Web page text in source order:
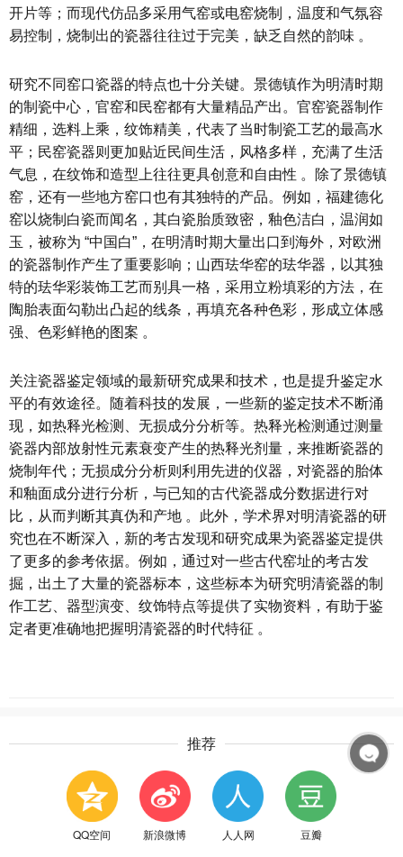
开片等；而现代仿品多采用气窑或电窑烧制，温度和气氛容
易控制，烧制出的瓷器往往过于完美，缺乏自然的韵味 。
研究不同窑口瓷器的特点也十分关键。景德镇作为明清时期
的制瓷中心，官窑和民窑都有大量精品产出。官窑瓷器制作
精细，选料上乘，纹饰精美，代表了当时制瓷工艺的最高水
平；民窑瓷器则更加贴近民间生活，风格多样，充满了生活
气息，在纹饰和造型上往往更具创意和自由性 。除了景德镇
窑，还有一些地方窑口也有其独特的产品。例如，福建德化
窑以烧制白瓷而闻名，其白瓷胎质致密，釉色洁白，温润如
玉，被称为 “中国白”，在明清时期大量出口到海外，对欧洲
的瓷器制作产生了重要影响；山西珐华窑的珐华器，以其独
特的珐华彩装饰工艺而别具一格，采用立粉填彩的方法，在
陶胎表面勾勒出凸起的线条，再填充各种色彩，形成立体感
强、色彩鲜艳的图案 。
关注瓷器鉴定领域的最新研究成果和技术，也是提升鉴定水
平的有效途径。随着科技的发展，一些新的鉴定技术不断涌
现，如热释光检测、无损成分分析等。热释光检测通过测量
瓷器内部放射性元素衰变产生的热释光剂量，来推断瓷器的
烧制年代；无损成分分析则利用先进的仪器，对瓷器的胎体
和釉面成分进行分析，与已知的古代瓷器成分数据进行对
比，从而判断其真伪和产地 。此外，学术界对明清瓷器的研
究也在不断深入，新的考古发现和研究成果为瓷器鉴定提供
了更多的参考依据。例如，通过对一些古代窑址的考古发
掘，出土了大量的瓷器标本，这些标本为研究明清瓷器的制
作工艺、器型演变、纹饰特点等提供了实物资料，有助于鉴
定者更准确地把握明清瓷器的时代特征 。
推荐
QQ空间 新浪微博 人人网 豆瓣